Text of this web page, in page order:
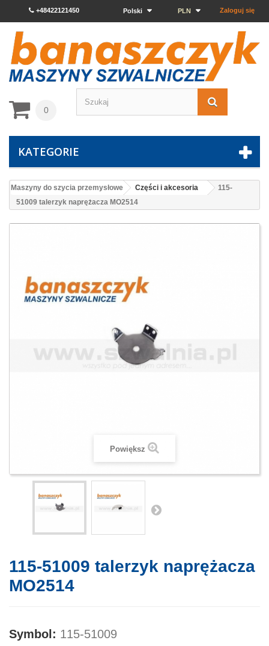
Zaloguj się
PLN
Polski
+48422121450
0
KATEGORIE
Maszyny do szycia przemysłowe Części i akcesoria
115-
51009 talerzyk naprężacza MO2514
Powiększ
115-51009 talerzyk naprężacza
MO2514
Symbol: 115-51009